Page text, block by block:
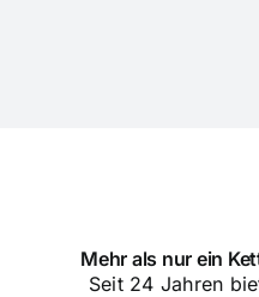
Mehr als nur ein
Seit 24 Jahren